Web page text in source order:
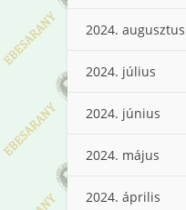
2024. augusztus
2024. július
2024. június
2024. május
2024. április